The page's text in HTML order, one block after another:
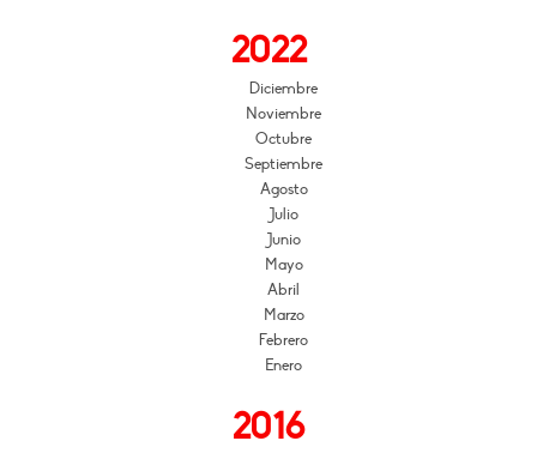
2022
Diciembre
Noviembre
Octubre
Septiembre
Agosto
Julio
Junio
Mayo
Abril
Marzo
Febrero
Enero
2016